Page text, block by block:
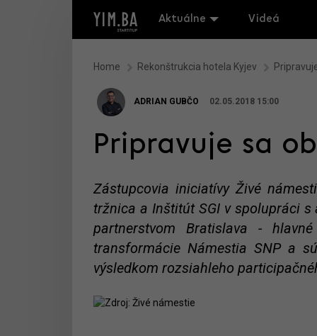
Aktuálne Videá
Home Rekonštrukcia hotela Kyjev
ADRIAN GUBČO 02.05.2018 15:00
Pripravuje sa
Zástupcovia iniciatívy Živé
tržnica a Inštitút SGI v spolupráci
partnerstvom Bratislava -
transformácie Námestia SNP a
výsledkom rozsiahleho